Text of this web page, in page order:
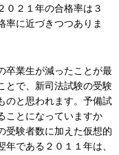
０２１年の合格率は３
率に近づきつつありま
卒業生が減ったことが最
とで、新司法試験の受験
のと思われます。予備試
ことになっていますか
受験者数に加えた仮想的
である２０１１年は、